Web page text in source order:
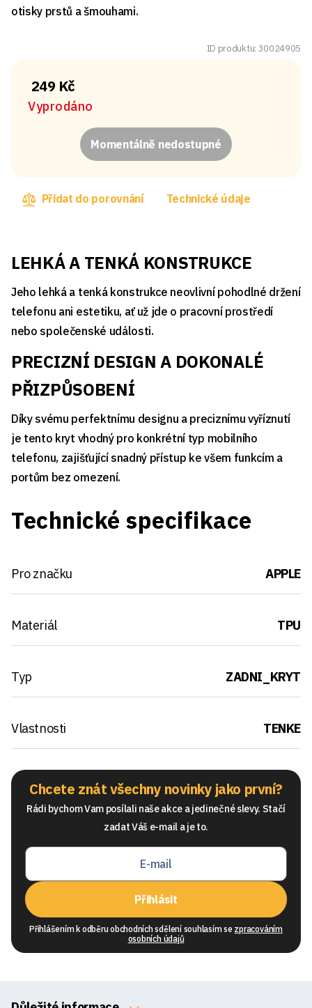
otisky prstů a šmouhami.
ID produktu: 30024905
249 Kč
Vyprodáno
Momentálně nedostupné
Přidat do porovnání Technické údaje
LEHKÁ A TENKÁ KONSTRUKCE
Jeho lehká a tenká konstrukce neovlivní pohodlné držení
telefonu ani estetiku, ať už jde o pracovní prostředí
nebo společenské události.
PRECIZNÍ DESIGN A DOKONALÉ
PŘIZPŮSOBENÍ
Díky svému perfektnímu designu a preciznímu vyříznutí
je tento kryt vhodný pro konkrétní typ mobilního
telefonu, zajišťující snadný přístup ke všem funkcím a
portům bez omezení.
Technické specifikace
Pro značku APPLE
Materiál TPU
Typ ZADNI_KRYT
Vlastnosti TENKE
Chcete znát všechny novinky jako první?
Rádi bychom Vam posílali naše akce a jedinečné slevy. Stačí
zadat Váš e-mail a je to.
Přihlásit
Přihlášením k odběru obchodních sdělení souhlasím se zpracováním
osobních údajů